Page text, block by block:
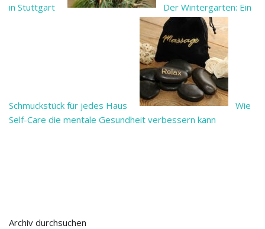
in Stuttgart Der Wintergarten: Ein
Schmuckstück für jedes Haus
Wie
Self-Care die mentale Gesundheit verbessern kann
Archiv durchsuchen